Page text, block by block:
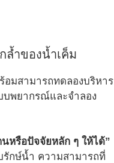
ล้ำของน้ำเค็ม
มสามารถทดลองบริหาร
บพยากรณ์และจำลอง
หรือปัจจัยหลัก ๆ ให้ได้”
รักษ์น้ำ ความสามารถที่